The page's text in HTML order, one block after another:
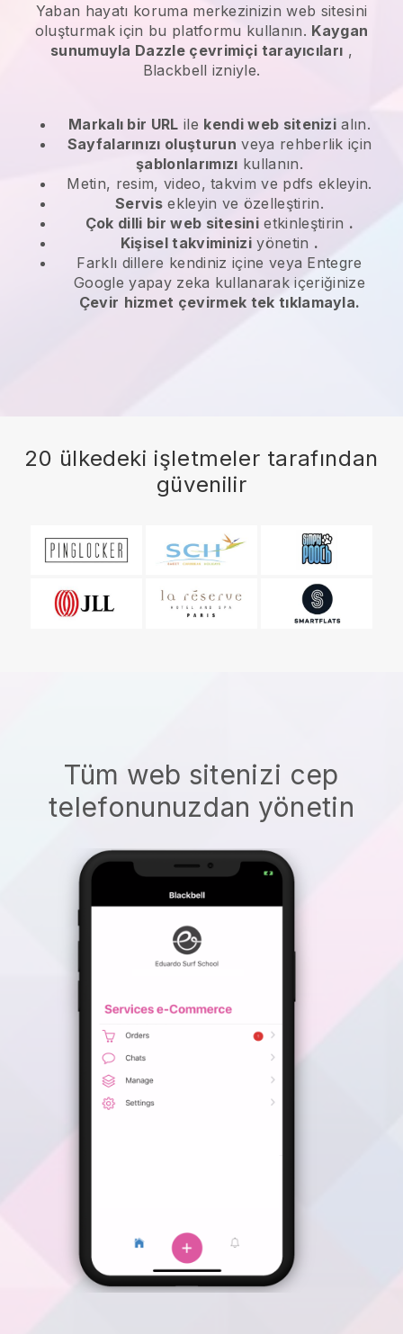
Yaban hayatı koruma merkezinizin web sitesini
oluşturmak için bu platformu kullanın. Kaygan
sunumuyla Dazzle çevrimiçi tarayıcıları ,
Blackbell izniyle.
Markalı bir URL ile kendi web sitenizi alın.
Sayfalarınızı oluşturun veya rehberlik için
şablonlarımızı kullanın.
Metin, resim, video, takvim ve pdfs ekleyin.
Servisekleyin ve özelleştirin.
Çok dilli bir web sitesini etkinleştirin .
Kişisel takviminiziyönetin .
Farklı dillere kendiniz içine veya Entegre
Google yapay zeka kullanarak içeriğinize
Çevir hizmet çevirmek tek tıklamayla.
20 ülkedeki işletmeler tarafından
güvenilir
Tüm web sitenizi cep
telefonunuzdan yönetin